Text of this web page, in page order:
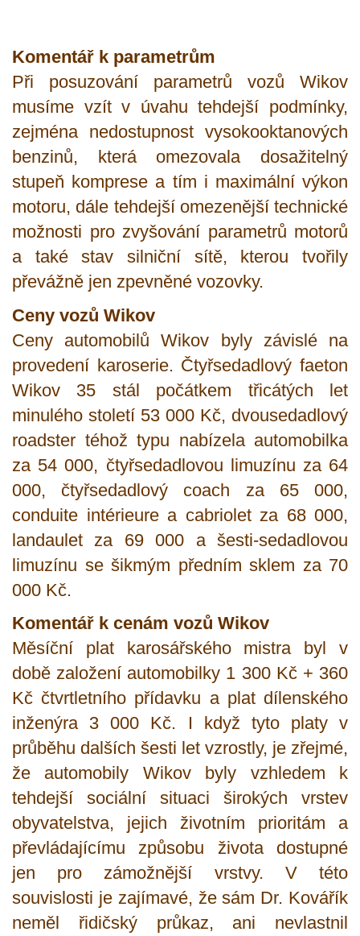
Komentář k parametrům
Při posuzování parametrů vozů Wikov
musíme vzít v úvahu tehdejší podmínky,
zejména nedostupnost vysokooktanových
benzinů, která omezovala dosažitelný
stupeň komprese a tím i maximální výkon
motoru, dále tehdejší omezenější technické
možnosti pro zvyšování parametrů motorů
a také stav silniční sítě, kterou tvořily
převážně jen zpevněné vozovky.
Ceny vozů Wikov
Ceny automobilů Wikov byly závislé na
provedení karoserie. Čtyřsedadlový faeton
Wikov 35 stál počátkem třicátých let
minulého století 53 000 Kč, dvousedadlový
roadster téhož typu nabízela automobilka
za 54 000, čtyřsedadlovou limuzínu za 64
000, čtyřsedadlový coach za 65 000,
conduite intérieure a cabriolet za 68 000,
landaulet za 69 000 a šesti-sedadlovou
limuzínu se šikmým předním sklem za 70
000 Kč.
Komentář k cenám vozů Wikov
Měsíční plat karosářského mistra byl v
době založení automobilky 1 300 Kč + 360
Kč čtvrtletního přídavku a plat dílenského
inženýra 3 000 Kč. I když tyto platy v
průběhu dalších šesti let vzrostly, je zřejmé,
že automobily Wikov byly vzhledem k
tehdejší sociální situaci širokých vrstev
obyvatelstva, jejich životním prioritám a
převládajícímu způsobu života dostupné
jen pro zámožnější vrstvy. V této
souvislosti je zajímavé, že sám Dr. Kovářík
neměl řidičský průkaz, ani nevlastnil